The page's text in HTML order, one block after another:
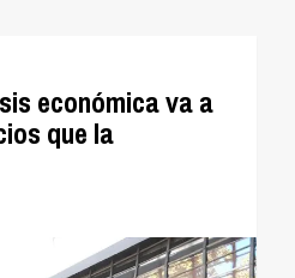
económica va a
que la